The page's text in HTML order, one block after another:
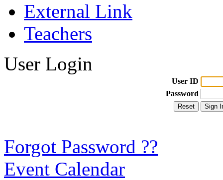
External Link
Teachers
User Login
User ID
Password
Forgot Password ??
Event Calendar